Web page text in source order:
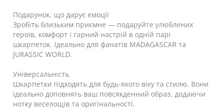
Подарунок, що дарує емоції
Зробіть близьким приємне — подаруйте улюблених
героїв, комфорт і гарний настрій в одній парі
шкарпеток. Ідеально для фанатів MADAGASCAR та
JURASSIC WORLD.
Універсальність
Шкарпетки підходять для будь-якого віку та стилю. Вони
ідеально доповнять ваш повсякденний образ, додаючи
нотку веселощів та оригінальності.